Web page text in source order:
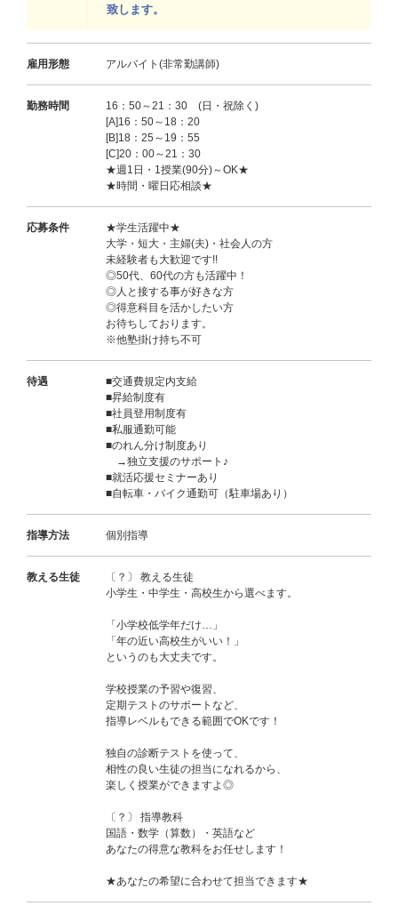
致します。
雇用形態 アルバイト(非常勤講師)
勤務時間
16：50～21：30 (日・祝除く)
[A]16：50～18：20
[B]18：25～19：55
[C]20：00～21：30
★週1日・1授業(90分)～OK★
★時間・曜日応相談★
応募条件
★学生活躍中★
大学・短大・主婦(夫)・社会人の方
未経験者も大歓迎です!!
◎50代、60代の方も活躍中！
◎人と接する事が好きな方
◎得意科目を活かしたい方
お待ちしております。
※他塾掛け持ち不可
待遇
■交通費規定内支給
■昇給制度有
■社員登用制度有
■私服通勤可能
■のれん分け制度あり
→独立支援のサポート♪
■就活応援セミナーあり
■自転車・バイク通勤可（駐車場あり）
指導方法 個別指導
教える生徒
〔？〕 教える生徒
小学生・中学生・高校生から選べます。
「小学校低学年だけ…」
「年の近い高校生がいい！」
というのも大丈夫です。
学校授業の予習や復習、
定期テストのサポートなど、
指導レベルもできる範囲でOKです！
独自の診断テストを使って、
相性の良い生徒の担当になれるから、
楽しく授業ができますよ◎
〔？〕 指導教科
国語・数学（算数）・英語など
あなたの得意な教科をお任せします！
★あなたの希望に合わせて担当できます★